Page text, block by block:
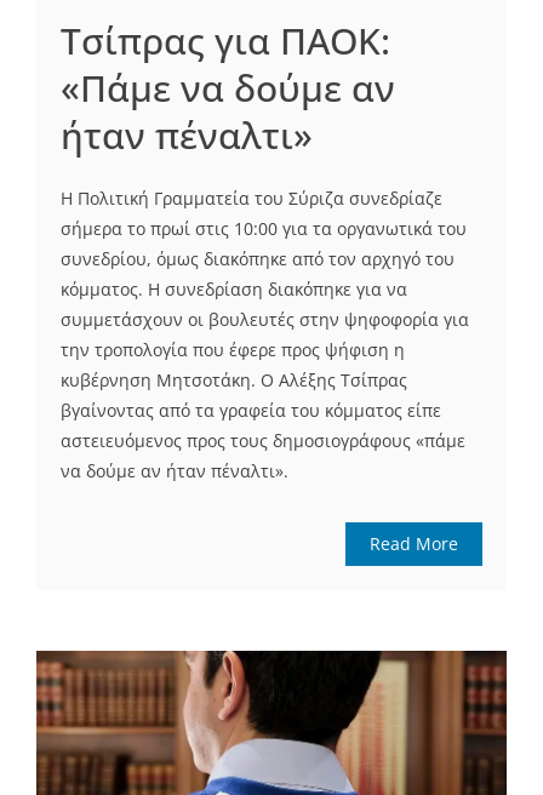
Τσίπρας για ΠΑΟΚ:
«Πάμε να δούμε αν
ήταν πέναλτι»
Η Πολιτική Γραμματεία του Σύριζα συνεδρίαζε
σήμερα το πρωί στις 10:00 για τα οργανωτικά του
συνεδρίου, όμως διακόπηκε από τον αρχηγό του
κόμματος. Η συνεδρίαση διακόπηκε για να
συμμετάσχουν οι βουλευτές στην ψηφοφορία για
την τροπολογία που έφερε προς ψήφιση η
κυβέρνηση Μητσοτάκη. Ο Αλέξης Τσίπρας
βγαίνοντας από τα γραφεία του κόμματος είπε
αστειευόμενος προς τους δημοσιογράφους «πάμε
να δούμε αν ήταν πέναλτι».
Read More